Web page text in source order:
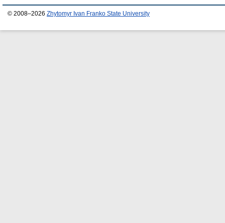
© 2008–2026 Zhytomyr Ivan Franko State University